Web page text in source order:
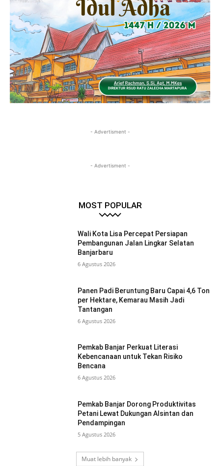
- Advertisment -
- Advertisment -
MOST POPULAR
Wali Kota Lisa Percepat Persiapan
Pembangunan Jalan Lingkar Selatan
Banjarbaru
6 Agustus 2026
Panen Padi Beruntung Baru Capai 4,6 Ton
per Hektare, Kemarau Masih Jadi
Tantangan
6 Agustus 2026
Pemkab Banjar Perkuat Literasi
Kebencanaan untuk Tekan Risiko
Bencana
6 Agustus 2026
Pemkab Banjar Dorong Produktivitas
Petani Lewat Dukungan Alsintan dan
Pendampingan
5 Agustus 2026
Muat lebih banyak